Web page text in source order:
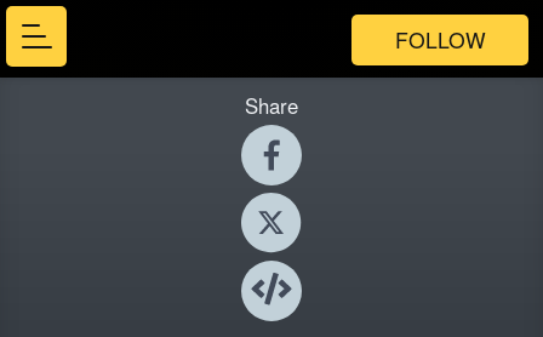
FOLLOW
Share